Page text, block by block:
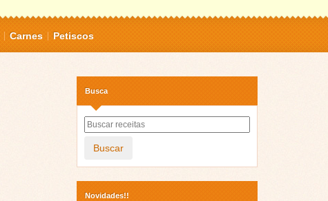
Carnes Petiscos
Busca
Buscar
Novidades!!